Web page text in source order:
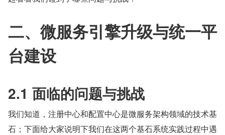
二、微服务引擎升级与统一平
台建设
2.1 面临的问题与挑战
我们知道，注册中心和配置中心是微服务架构领域的技术基
石；下面给大家说明下我们在这两个基石系统实践过程中遇